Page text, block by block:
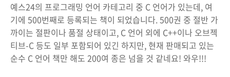
예스24의 프로그래밍 언어 카테고리 중 C 언어가 있는데, 여
기에 500번째로 등록되는 책이 되었습니다. 500권 중 절반 가
까이는 절판이나 품절 상태이고, C 언어 외에 C++이나 오브젝
티브-C 등도 일부 포함되어 있긴 하지만, 현재 판매되고 있는
순수 C 언어 책만 해도 200여 종은 넘을 것 같네요! 와우!!!